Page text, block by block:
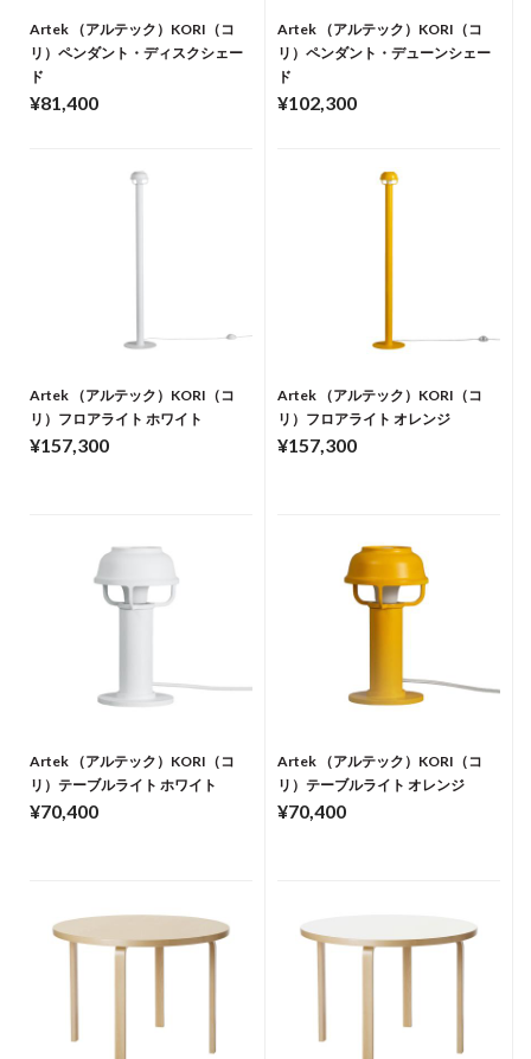
Artek （アルテック）KORI（コ
リ）ペンダント・ディスクシェー
ド
¥81,400
Artek （アルテック）KORI（コ
リ）ペンダント・デューンシェー
ド
¥102,300
Artek （アルテック）KORI（コ
リ）フロアライト ホワイト
¥157,300
Artek （アルテック）KORI（コ
リ）フロアライト オレンジ
¥157,300
Artek （アルテック）KORI（コ
リ）テーブルライト ホワイト
¥70,400
Artek （アルテック）KORI（コ
リ）テーブルライト オレンジ
¥70,400